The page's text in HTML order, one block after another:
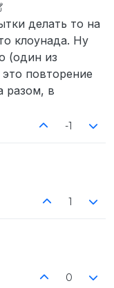
в личные
или доктора, не
если вы не
текст
под топиком???
делать то на
клоунада. Ну
(один из
повторение
разом, в
-1
1
0